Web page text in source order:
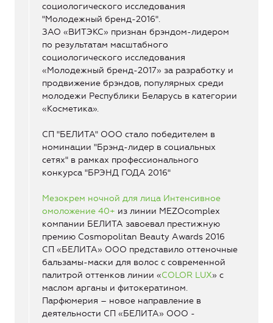
социологического исследования
"Молодежный бренд-2016".
ЗАО «ВИТЭКС» признан брэндом-лидером
по результатам масштабного
социологического исследования
«Молодежный бренд-2017» за разработку и
продвижение брэндов, популярных среди
молодежи Республики Беларусь в категории
«Косметика».
СП "БЕЛИТА" ООО стало победителем в
номинации "Брэнд-лидер в социальных
сетях" в рамках профессионального
конкурса "БРЭНД ГОДА 2016"
Мезокрем ночной для лица Интенсивное
омоложение 40+ из линии MEZOcomplex
компании БЕЛИТА завоевал престижную
премию Cosmopolitan Beauty Awards 2016
СП «БЕЛИТА» ООО представило оттеночные
бальзамы-маски для волос с современной
палитрой оттенков линии «COLOR LUX» с
маслом арганы и фитокератином.
Парфюмерия – новое направление в
деятельности СП «БЕЛИТА» ООО -